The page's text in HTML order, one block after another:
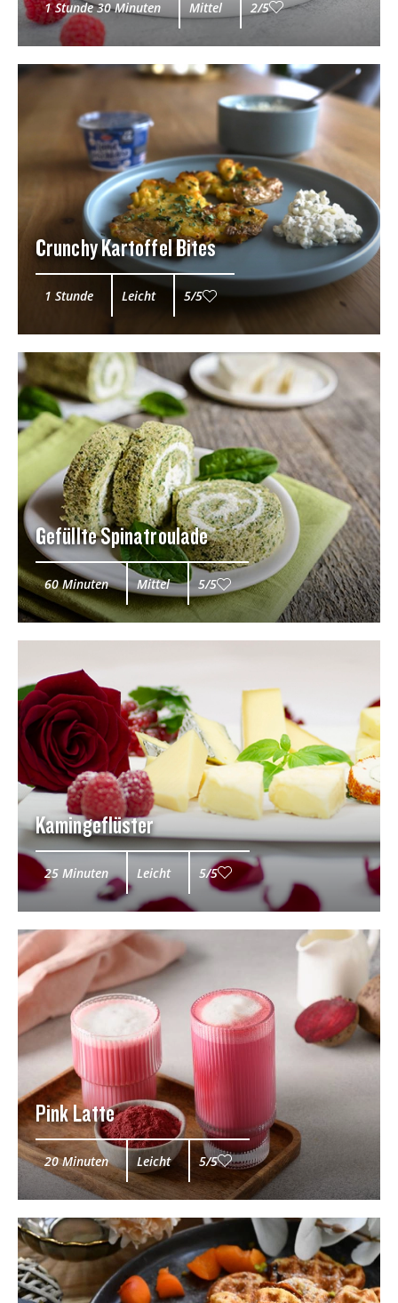
1 Stunde 30 Minuten Mittel 2/5
Crunchy Kartoffel Bites
1 Stunde Leicht 5/5
Gefüllte Spinatroulade
60 Minuten Mittel 5/5
Kamingeflüster
25 Minuten Leicht 5/5
Pink Latte
20 Minuten Leicht 5/5